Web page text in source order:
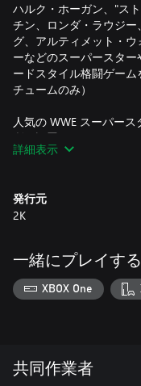
ハルク・ホーガン、"ス
チン、ロンダ・ラウジ
グ、アルティメット・
ーなどのスーパースタ
ードスタイル格闘ゲー
チュームのみ）
人気の WWE スーパー
所に設置されたリング
技を駆使し、ド派手なバ
パス」を今すぐ手に入れ
う！
詳細表示
発行元
2K
一緒にプレイする
XBOX One
共同作業者